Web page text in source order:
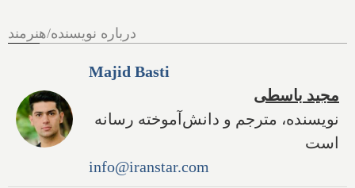
درباره نویسنده/هنرمند
Majid Basti
مجید باسطی
نویسنده، مترجم و دانش‌آموخته رسانه
است
info@iranstar.com